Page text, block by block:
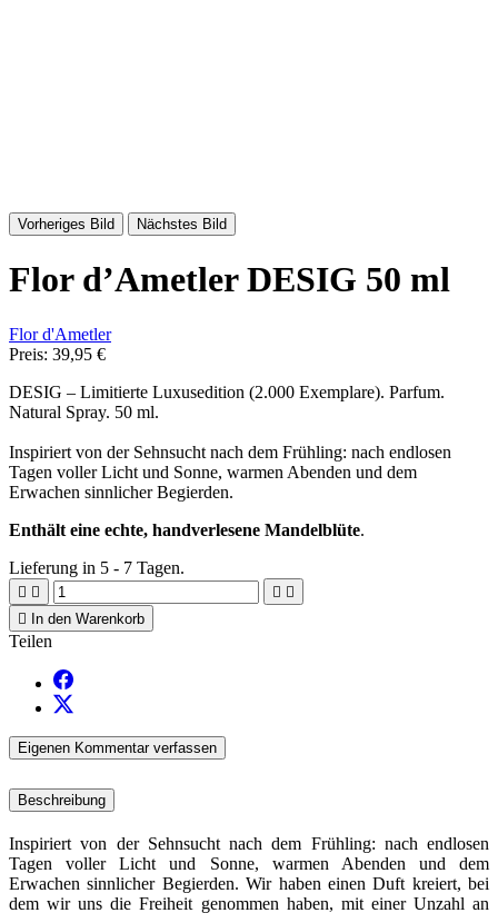
Vorheriges Bild Nächstes Bild
Flor d’Ametler DESIG 50 ml
Flor d'Ametler
Preis: 39,95 €
DESIG – Limitierte Luxusedition (2.000 Exemplare). Parfum.
Natural Spray. 50 ml.
Inspiriert von der Sehnsucht nach dem Frühling: nach endlosen
Tagen voller Licht und Sonne, warmen Abenden und dem
Erwachen sinnlicher Begierden.
Enthält eine echte, handverlesene Mandelblüte.
Lieferung in 5 - 7 Tagen.
   

In den Warenkorb
Teilen
Eigenen Kommentar verfassen
Beschreibung
Inspiriert von der Sehnsucht nach dem Frühling: nach endlosen
Tagen voller Licht und Sonne, warmen Abenden und dem
Erwachen sinnlicher Begierden. Wir haben einen Duft kreiert, bei
dem wir uns die Freiheit genommen haben, mit einer Unzahl an